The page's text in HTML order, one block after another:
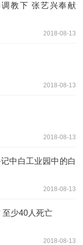
教下 张艺兴奉献
2018-08-13
2018-08-13
2018-08-13
中白工业园中的白
2018-08-13
至少40人死亡
2018-08-13